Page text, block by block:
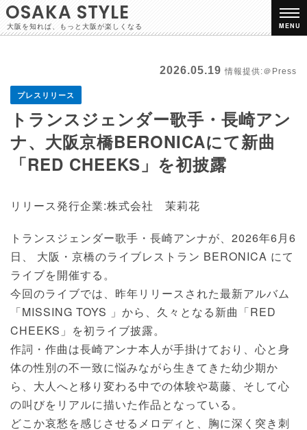
OSAKA STYLE
大阪を知れば、もっと大阪が楽しくなる MENU
2026.05.19 情報提供:＠Press
プレスリリース
トランスジェンダー歌手・長崎アン
ナ、大阪京橋BERONICAにて新曲
「RED CHEEKS」を初披露
リリース発行企業:株式会社 茉莉花
トランスジェンダー歌手・長崎アンナが、2026年6月6
日、 大阪・京橋のライブレストラン BERONICA にて
ライブを開催する。
今回のライブでは、昨年リリースされた最新アルバム
「MISSING TOYS 」から、久々となる新曲「RED
CHEEKS」を初ライブ披露。
作詞・作曲は長崎アンナ本人が手掛けており、心と身
体の性別の不一致に悩みながら生きてきた幼少期か
ら、大人へと移り変わる中での体験や葛藤、そして心
の叫びをリアルに描いた作品となっている。
どこか哀愁を感じさせるメロディと、胸に深く突き刺